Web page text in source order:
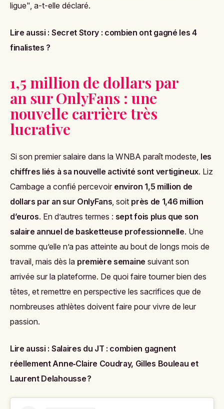
ligue", a-t-elle déclaré.
Lire aussi : Secret Story : combien ont gagné les 4
finalistes ?
1,5 million de dollars par
an sur OnlyFans : une
nouvelle carrière très
lucrative
Si son premier salaire dans la WNBA paraît modeste, les
chiffres liés à sa nouvelle activité sont vertigineux. Liz
Cambage a confié percevoir environ 1,5 million de
dollars par an sur OnlyFans, soit près de 1,46 million
d’euros. En d’autres termes : sept fois plus que son
salaire annuel de basketteuse professionnelle. Une
somme qu’elle n’a pas atteinte au bout de longs mois de
travail, mais dès la première semaine suivant son
arrivée sur la plateforme. De quoi faire tourner bien des
têtes, et remettre en perspective les sacrifices que de
nombreuses athlètes doivent faire pour vivre de leur
passion.
Lire aussi : Salaires du JT : combien gagnent
réellement Anne‑Claire Coudray, Gilles Bouleau et
Laurent Delahousse ?